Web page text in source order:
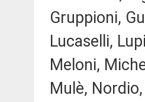
Gruppioni,
Lucaselli,
Meloni,
Mulè,